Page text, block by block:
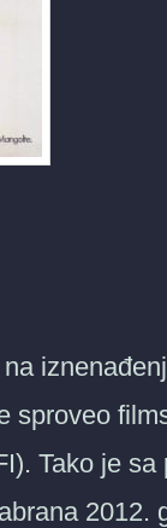
sproveo
Tako je
2012.